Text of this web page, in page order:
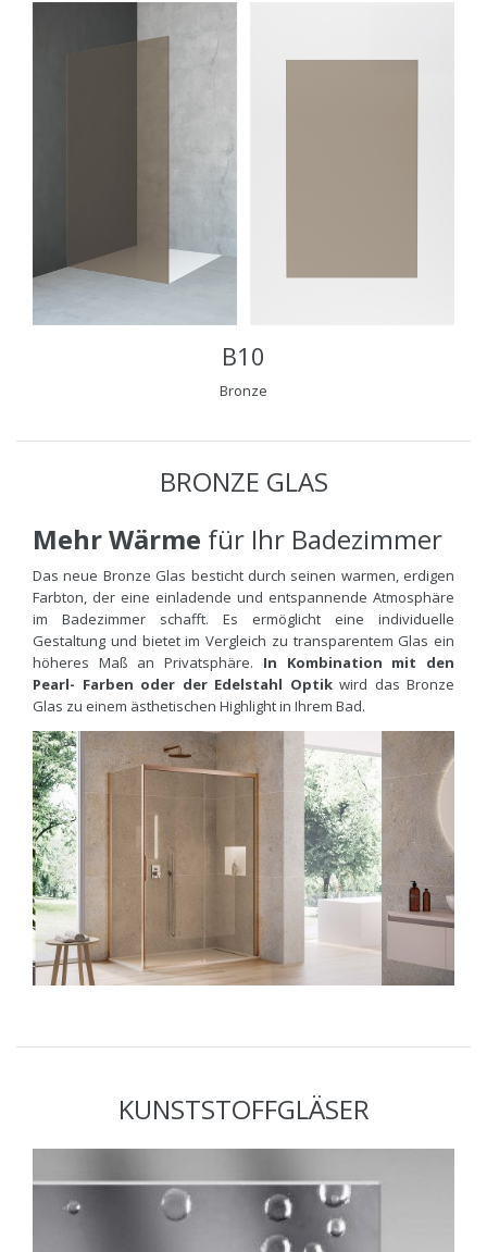
B10
Bronze
BRONZE GLAS
Mehr Wärme für Ihr Badezimmer
Das neue Bronze Glas besticht durch seinen warmen, erdigen
Farbton, der eine einladende und entspannende Atmosphäre
im Badezimmer schafft. Es ermöglicht eine individuelle
Gestaltung und bietet im Vergleich zu transparentem Glas ein
höheres Maß an Privatsphäre. In Kombination mit den
Pearl- Farben oder der Edelstahl Optik wird das Bronze
Glas zu einem ästhetischen Highlight in Ihrem Bad.
KUNSTSTOFFGLÄSER